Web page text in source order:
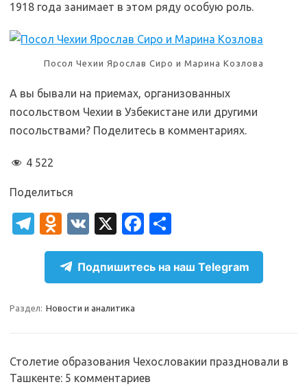
1918 года занимает в этом ряду особую роль.
Посол Чехии Ярослав Сиро и Марина Козлова
А вы бывали на приемах, организованных
посольством Чехии в Узбекистане или другими
посольствами? Поделитесь в комментариях.
4 522
Поделиться
T
el
gr
a
O
d
n
o
kl
sn
ik
V
K
X
Fa
c
e
b
k
т
п
р
и
Подпишитесь на наш Telegram
Раздел: Новости и аналитика
Столетие образования Чехословакии праздновали в
Ташкенте: 5 комментариев